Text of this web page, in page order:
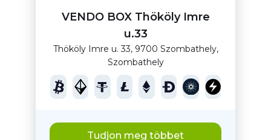
VENDO BOX Thököly Imre
u.33
Thököly Imre u. 33, 9700 Szombathely,
Szombathely
Tudjon meg többet